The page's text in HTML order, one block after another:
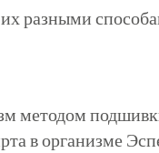
разными
методом
в организме